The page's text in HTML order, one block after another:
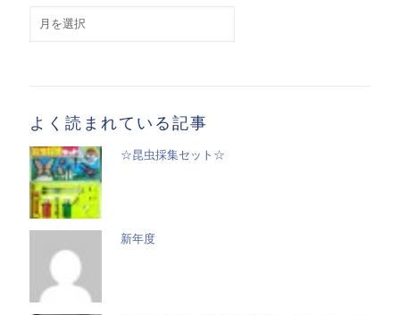
よく読まれている記事
☆昆虫採集セット☆
新年度